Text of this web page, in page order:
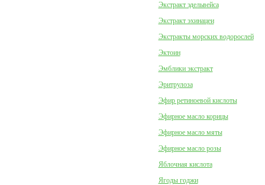
Экстракт эдельвейса
Экстракт эхинацеи
Экстракты морских водорослей
Эктоин
Эмблики экстракт
Эритрулоза
Эфир ретиноевой кислоты
Эфирное масло корицы
Эфирное масло мяты
Эфирное масло розы
Яблочная кислота
Ягоды годжи